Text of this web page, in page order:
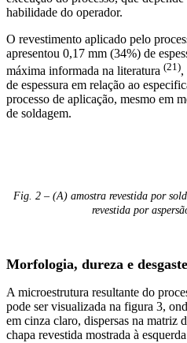
habilidade do operador.
O revestimento aplicado pelo
apresentou 0,17 mm (34%) de
máxima informada na literatura (21),
de espessura em relação ao
processo de aplicação, mesmo em
de soldagem.
Fig. 2 – (A) amostra revestida por
revestida por
Morfologia, dureza e desgaste
A microestrutura resultante do
pode ser visualizada na figura 3,
em cinza claro, dispersas na matriz
chapa revestida mostrada à